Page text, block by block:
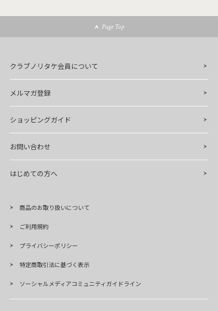
Page Top
クラブノリタケ会員について
メルマガ登録
ショッピングガイド
お問い合わせ
はじめての方へ
商品のお取り扱いについて
ご利用規約
プライバシーポリシー
特定商取引法に基づく表示
ソーシャルメディアコミュニティガイドライン